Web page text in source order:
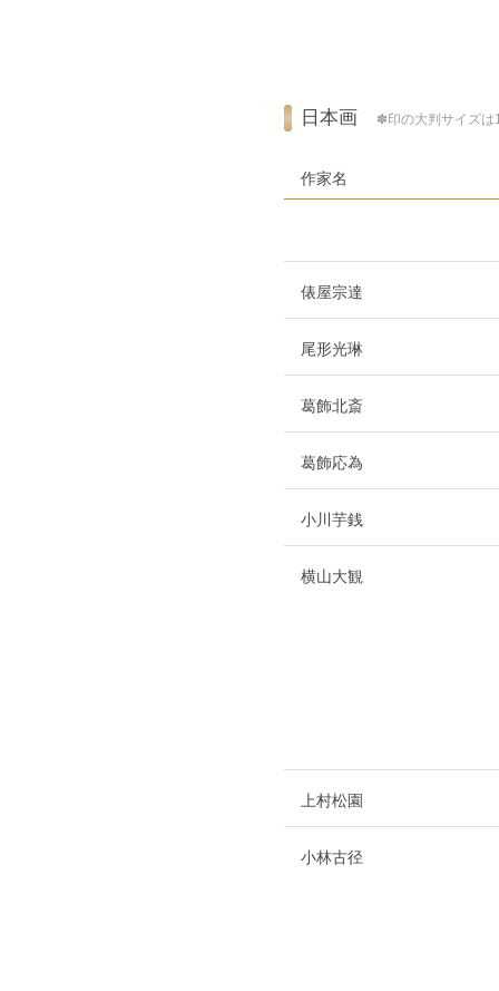
日本画 ✽印の大判サイズは
作家名
俵屋宗達
尾形光琳
葛飾北斎
葛飾応為
小川芋銭
横山大観
上村松園
小林古径